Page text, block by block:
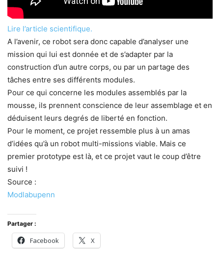
Lire l’article scientifique.
A l’avenir, ce robot sera donc capable d’analyser une
mission qui lui est donnée et de s’adapter par la
construction d’un autre corps, ou par un partage des
tâches entre ses différents modules.
Pour ce qui concerne les modules assemblés par la
mousse, ils prennent conscience de leur assemblage et en
déduisent leurs degrés de liberté en fonction.
Pour le moment, ce projet ressemble plus à un amas
d’idées qu’à un robot multi-missions viable. Mais ce
premier prototype est là, et ce projet vaut le coup d’être
suivi !
Source :
Modlabupenn
Partager :
Facebook X